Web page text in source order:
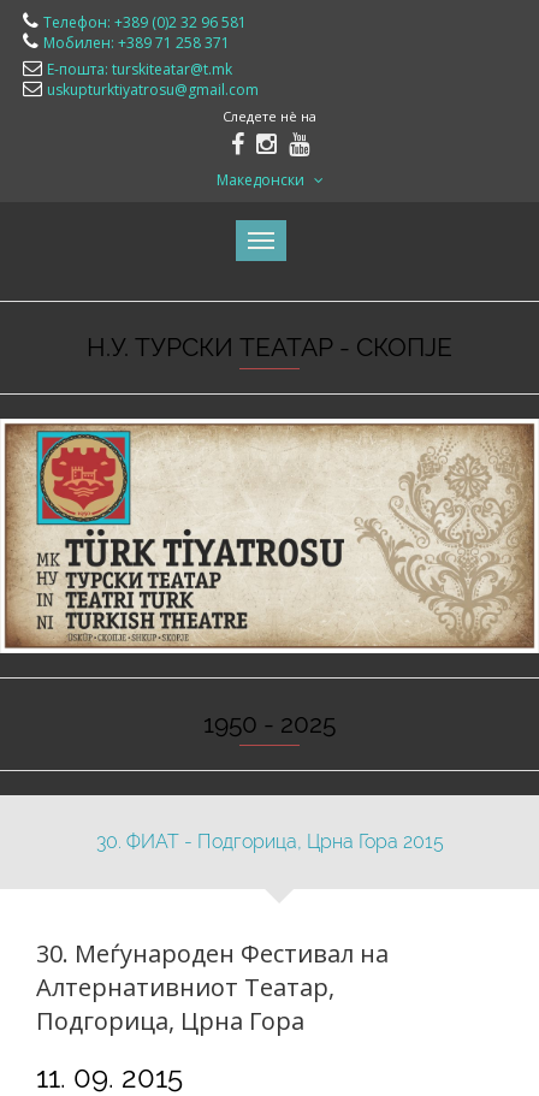
Телефон: +389 (0)2 32 96 581
Мобилен: +389 71 258 371
Е-пошта: turskiteatar@t.mk
uskupturktiyatrosu@gmail.com
Следете нè на
Македонски
Н.У. ТУРСКИ ТЕАТАР - СКОПЈЕ
1950 - 2025
30. ФИАТ - Подгорица, Црна Гора 2015
30. Меѓународен Фестивал на
Алтернативниот Театар,
Подгорица, Црна Гора
11. 09. 2015